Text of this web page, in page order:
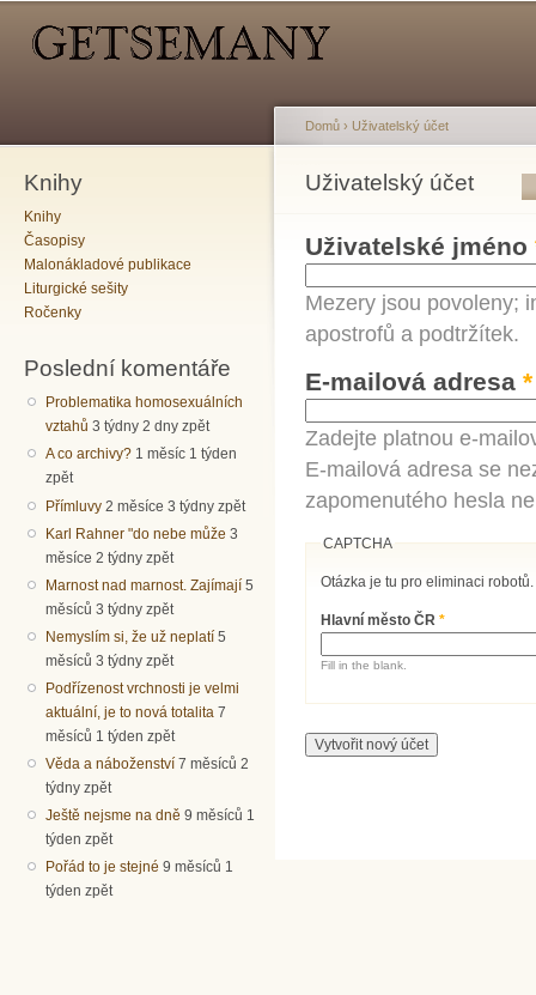
Knihy
Knihy
Časopisy
Malonákladové publikace
Liturgické sešity
Ročenky
Poslední komentáře
Problematika homosexuálních
vztahů 3 týdny 2 dny zpět
A co archivy? 1 měsíc 1 týden
zpět
Přímluvy 2 měsíce 3 týdny zpět
Karl Rahner "do nebe může 3
měsíce 2 týdny zpět
Marnost nad marnost. Zajímají 5
měsíců 3 týdny zpět
Nemyslím si, že už neplatí 5
měsíců 3 týdny zpět
Podřízenost vrchnosti je velmi
aktuální, je to nová totalita 7
měsíců 1 týden zpět
Věda a náboženství 7 měsíců 2
týdny zpět
Ještě nejsme na dně 9 měsíců 1
týden zpět
Pořád to je stejné 9 měsíců 1
týden zpět
Jste zde
Domů › Uživatelský účet
Uživatelský účet
Hlavní záložky
Uživatelské jméno
Mezery jsou povoleny;
apostrofů a podtržítek.
E-mailová adresa *
Zadejte platnou e-
E-mailová adresa se
zapomenutého hesla
CAPTCHA
Otázka je tu pro eliminaci robotů.
Hlavní město ČR*
Fill in the blank.